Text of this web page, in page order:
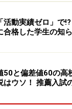
くなること
と
ること
活動実績ゼロ」で
合格した学生の知
50と偏差値60の高
はウソ！ 推薦入試